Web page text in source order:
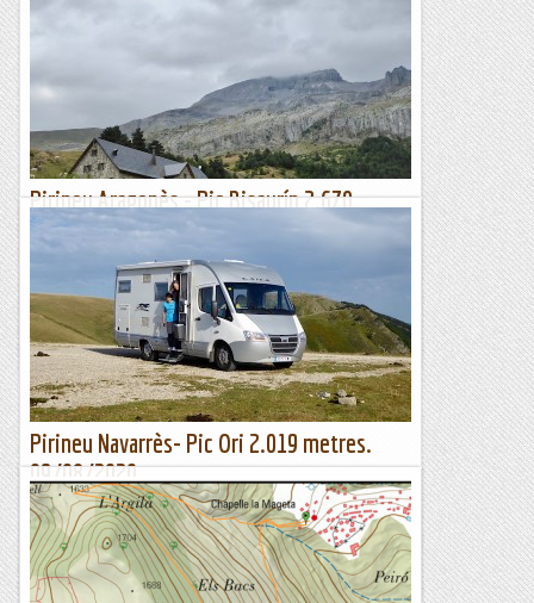
Pirineu Aragonès - Pic Bisaurín 2.670
metres. 14/08/2020
Per acabar aquestes curtes vacances, encara volem fer el Pic
del Bisaurín, un cim que sempre n'havia parlat per anar-hi
amb esquis, però donat que també és un cim important...
Manel&Ita
Pirineu Navarrès- Pic Ori 2.019 metres.
09/08/2020
Avui comencem les excursions d'aquesta setmana de
vacances que compartirem amb la María i el Ramon, dos
bons amics que ens vàrem conèixer ara fa un any fent el cim
de...